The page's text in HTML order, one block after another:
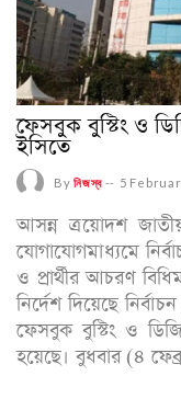
ফেসবুক বুস্টিং ও
ইসিতে
Byনিজস্ব-- 5
আসন্ন ত্রয়োদশ
যোগাযোগমাধ্যমে
ও প্রার্থীর আচরণ
নির্দেশ দিয়েছে
ফেসবুক বুস্টিং ও
হয়েছে। বুধবার (৪